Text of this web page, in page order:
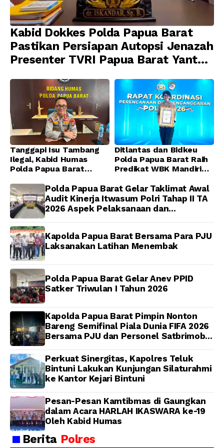
Kabid Dokkes Polda Papua Barat
Pastikan Persiapan Autopsi Jenazah
Presenter TVRI Papua Barat Yanto
Dijadwalkan Kamis
Tanggapi Isu Tambang
Ilegal, Kabid Humas
Polda Papua Barat
Toleransi bagi Oknum
Anggota
Ditlantas dan Bidkeu
Polda Papua Barat Raih
Predikat WBK Mandiri
Wujudkan Pelayanan
Bersih dan Berintegritas
Polda Papua Barat Gelar Taklimat Awal
Audit Kinerja Itwasum Polri Tahap II TA
2026 Aspek Pelaksanaan dan
Kapolda Papua Barat Bersama Para PJU
Laksanakan Latihan Menembak
Polda Papua Barat Gelar Anev PPID
Satker Triwulan I Tahun 2026
Kapolda Papua Barat Pimpin Nonton
Bareng Semifinal Piala Dunia FIFA 2026
Bersama PJU dan Personel Satbrimob
Perkuat Sinergitas, Kapolres Teluk
Bintuni Lakukan Kunjungan Silaturahmi
ke Kantor Kejari Bintuni
Pesan-Pesan Kamtibmas di Gaungkan
dalam Acara HARLAH IKASWARA ke-19
Oleh Kabid Humas
Berita Polres